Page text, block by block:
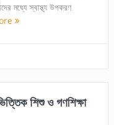
মধ্যে স্বাস্থ্য উপকরণ
শিশু ও গণশিক্ষা